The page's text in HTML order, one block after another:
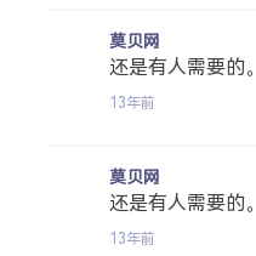
莫贝网
还是有人需要的。
13年前
莫贝网
还是有人需要的。
13年前